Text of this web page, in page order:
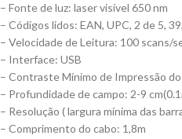
– Fonte de luz: laser visível 650 nm
– Códigos lidos: EAN, UPC, 2 de 5,
– Velocidade de Leitura: 100 scans/
– Interface: USB
– Contraste Mínimo de Impressão
– Profundidade de campo: 2-9
– Resolução ( largura mínima das
– Comprimento do cabo: 1,8m